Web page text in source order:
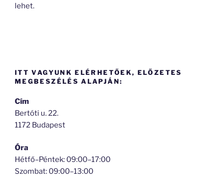
lehet.
ITT VAGYUNK ELÉRHETŐEK, ELŐZETES
MEGBESZÉLÉS ALAPJÁN:
Cím
Bertóti u. 22.
1172 Budapest
Óra
Hétfő–Péntek: 09:00–17:00
Szombat: 09:00–13:00